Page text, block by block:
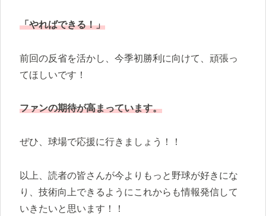
「やればできる！」
前回の反省を活かし、今季初勝利に向けて、頑張っ
てほしいです！
ファンの期待が高まっています。
ぜひ、球場で応援に行きましょう！！
以上、読者の皆さんが今よりもっと野球が好きにな
り、技術向上できるようにこれからも情報発信して
いきたいと思います！！